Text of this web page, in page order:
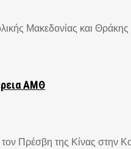
Μακεδονίας και
ΑΜΘ
Πρέσβη της Κίνας στην